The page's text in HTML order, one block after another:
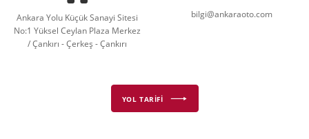
Ankara Yolu Küçük Sanayi Sitesi
No:1 Yüksel Ceylan Plaza Merkez
/ Çankırı - Çerkeş - Çankırı
bilgi@ankaraoto.com
YOL TARİFİ